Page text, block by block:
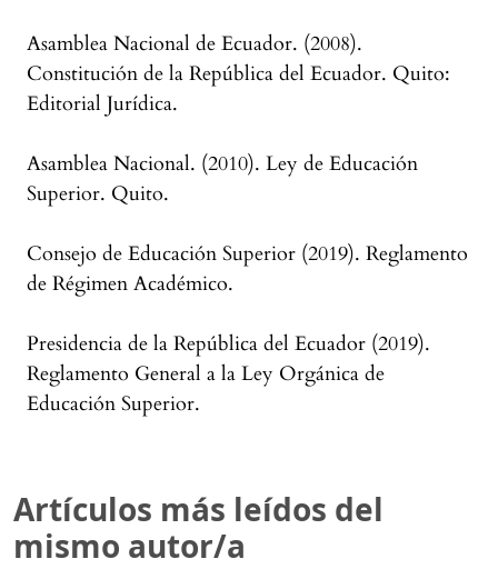
Asamblea Nacional de Ecuador. (2008).
Constitución de la República del Ecuador. Quito:
Editorial Jurídica.
Asamblea Nacional. (2010). Ley de Educación
Superior. Quito.
Consejo de Educación Superior (2019). Reglamento
de Régimen Académico.
Presidencia de la República del Ecuador (2019).
Reglamento General a la Ley Orgánica de
Educación Superior.
Artículos más leídos del
mismo autor/a